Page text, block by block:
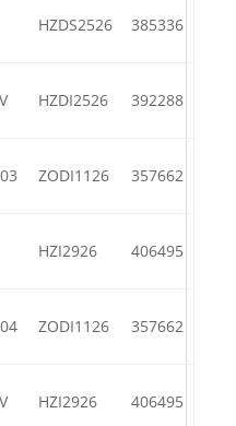
HZDS2526 385336
HZDI2526 392288
ZODI1126 357662
HZI2926 406495
ZODI1126 357662
HZI2926 406495